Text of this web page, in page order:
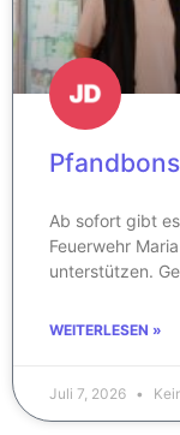
Ab sofort gibt
Feuerwehr
unterstützen.
WEITERLESEN »
Juli 7, 2026